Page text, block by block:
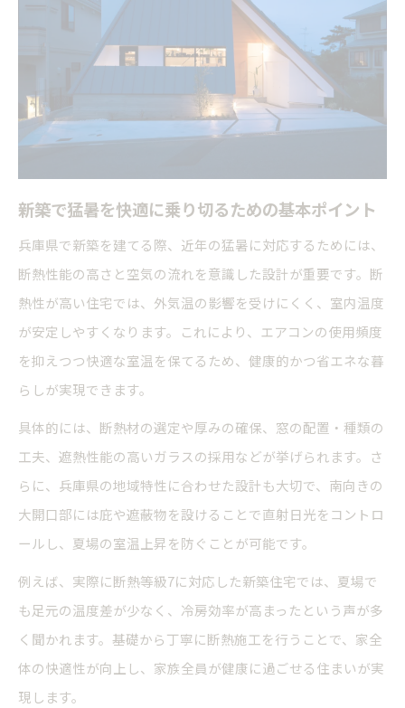
快適な暮らしへ導く新築断熱技術
新築で注目の断熱技術と快適な暮らし方
高気密・高断熱の新築がもたらす健康効果
断熱等級と新築住宅の快適性の関係性
新築で体感できる室温安定の仕組みを解説
新築で実現する夏に強い住環境の設計視点
兵庫県の新築で暑さを防ぐ遮熱・通風の工夫
エアコン効率を高める新築の住環境づくり
夏の猛暑対策におすすめの新築住宅設備
快適性に直結する新築住宅の温度管理法
兵庫県で選ばれる新築の快適ポイント
新築で注目される兵庫県の快適住宅ポイント
猛暑に強い新築住宅が選ばれる理由とは
快適性と省エネを両立する新築の工夫
兵庫県で新築人気の断熱・気密技術を解説
新築で猛暑を快適に乗り切るための基本ポイント
兵庫県で新築を建てる際、近年の猛暑に対応するためには、
断熱性能の高さと空気の流れを意識した設計が重要です。断
熱性が高い住宅では、外気温の影響を受けにくく、室内温度
が安定しやすくなります。これにより、エアコンの使用頻度
を抑えつつ快適な室温を保てるため、健康的かつ省エネな暮
らしが実現できます。
具体的には、断熱材の選定や厚みの確保、窓の配置・種類の
工夫、遮熱性能の高いガラスの採用などが挙げられます。さ
らに、兵庫県の地域特性に合わせた設計も大切で、南向きの
大開口部には庇や遮蔽物を設けることで直射日光をコントロ
ールし、夏場の室温上昇を防ぐことが可能です。
例えば、実際に断熱等級7に対応した新築住宅では、夏場で
も足元の温度差が少なく、冷房効率が高まったという声が多
く聞かれます。基礎から丁寧に断熱施工を行うことで、家全
体の快適性が向上し、家族全員が健康に過ごせる住まいが実
現します。